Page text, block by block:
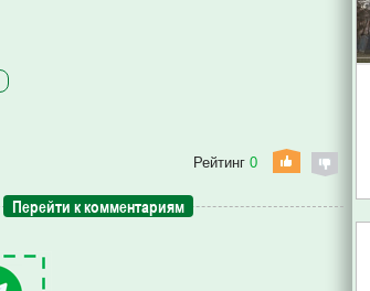
Рейтинг 0
Перейти к комментариям